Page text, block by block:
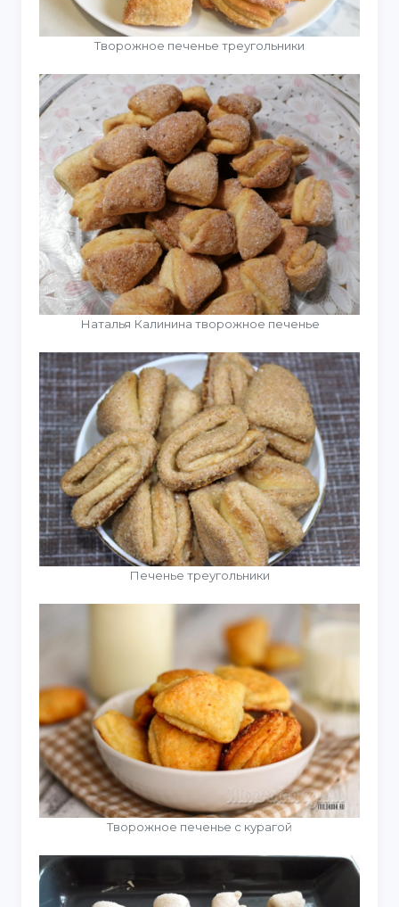
Творожное печенье треугольники
Наталья Калинина творожное печенье
Печенье треугольники
Творожное печенье с курагой